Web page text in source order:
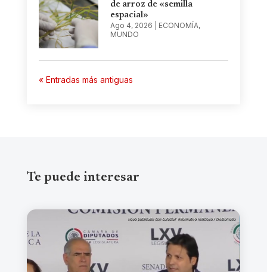
de arroz de «semilla
espacial»
Ago 4, 2026
ECONOMÍA,
MUNDO
« Entradas más antiguas
Te puede interesar